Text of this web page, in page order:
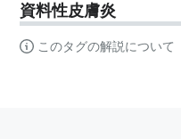
資料性皮膚炎
このタグの解説について